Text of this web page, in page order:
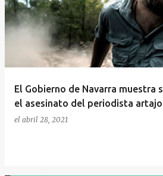
El Gobierno de Navarra muestra
el asesinato del periodista
el abril 28, 2021